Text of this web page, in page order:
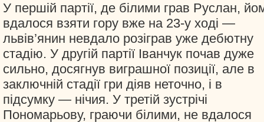
У першій партії, де білими грав Руслан,
вдалося взяти гору вже на 23-у ході —
львів’янин невдало розіграв уже дебютну
стадію. У другій партії Іванчук почав дуже
сильно, досягнув виграшної позиції, але в
заключній стадії гри діяв неточно, і в
підсумку — нічия. У третій зустрічі
Пономарьову, граючи білими, не вдалося